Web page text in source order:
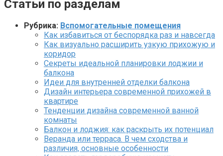
Статьи по разделам
Рубрика: Вспомогательные помещения
Как избавиться от беспорядка раз и навсегда
Как визуально расширить узкую прихожую и
коридор
Секреты идеальной планировки лоджии и
балкона
Идеи для внутренней отделки балкона
Дизайн интерьера современной прихожей в
квартире
Тенденции дизайна современной ванной
комнаты
Балкон и лоджия: как раскрыть их потенциал
Веранда или терраса. В чем сходства и
различия, основные особенности